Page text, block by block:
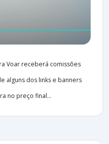
Voar receberá comissões
alguns dos links e banners
no preço final...